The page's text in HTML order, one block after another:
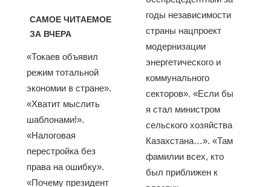
САМОЕ ЧИТАЕМОЕ
ЗА ВЧЕРА
«Токаев объявил
режим тотальной
экономии в стране».
«Хватит мыслить
шаблонами!».
«Налоговая
перестройка без
права на ошибку».
«Почему президент
годы независимости
страны нацпроект
модернизации
энергетического и
коммунального
секторов». «Если бы
я стал министром
сельского хозяйства
Казахстана…». «Там
фамилии всех, кто
был приближен к